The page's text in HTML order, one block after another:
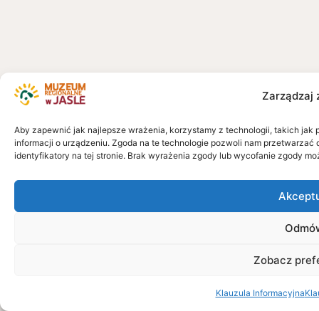
Zarządzaj
Aby zapewnić jak najlepsze wrażenia, korzystamy z technologii, takich
informacji o urządzeniu. Zgoda na te technologie pozwoli nam
identyfikatory na tej stronie. Brak wyrażenia zgody lub wycofanie zgody
Zobacz
Klauzula Informacyjna